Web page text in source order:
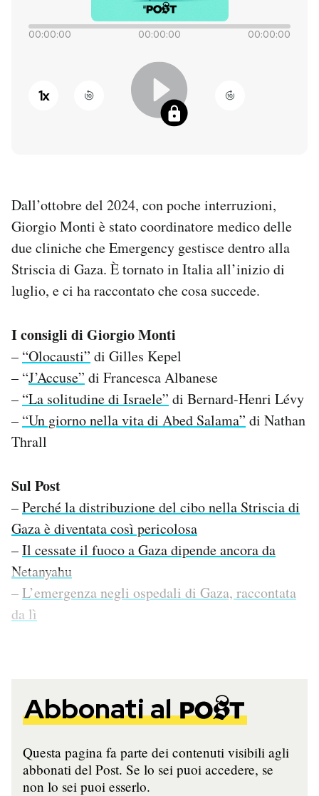
PODCAST
AREA PERSONALE
Entra
00:00:00 00:00:00 00:00:00
1x
Dall’ottobre del 2024, con poche interruzioni,
Giorgio Monti è stato coordinatore medico delle
due cliniche che Emergency gestisce dentro alla
Striscia di Gaza. È tornato in Italia all’inizio di
luglio, e ci ha raccontato che cosa succede.
I consigli di Giorgio Monti
– “Olocausti” di Gilles Kepel
– “J’Accuse” di Francesca Albanese
– “La solitudine di Israele” di Bernard-Henri Lévy
– “Un giorno nella vita di Abed Salama” di Nathan
Thrall
Sul Post
–Perché la distribuzione del cibo nella Striscia di
Gaza è diventata così pericolosa
–Il cessate il fuoco a Gaza dipende ancora da
Netanyahu
–L’emergenza negli ospedali di Gaza, raccontata
da lì
Abbonati al
Questa pagina fa parte dei contenuti visibili agli
abbonati del Post. Se lo sei puoi accedere, se
non lo sei puoi esserlo.